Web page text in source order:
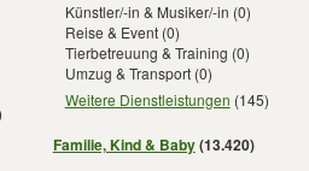
Künstler/-in & Musiker/-in (0)
Reise & Event(0)
Tierbetreuung & Training (0)
Umzug & Transport(0)
Weitere Dienstleistungen (145)
Familie, Kind & Baby(13.420)